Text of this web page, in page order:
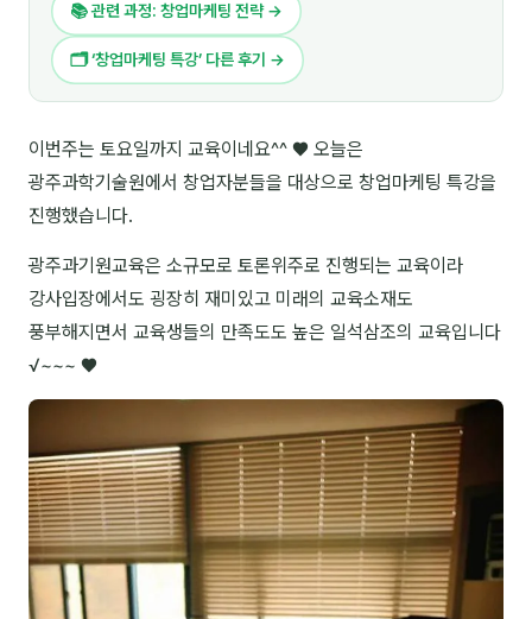
📊 프레젠테이션 · 기획
🚀 창업 · 커리어
👥 리더십 · 조직 14
🤲 협력강사 과정
온라인강의
3
🤖 AI 실무
🧭 기획·전략 1
강사
📚 관련 과정: 창업마케팅 전략 →
🗂 ‘창업마케팅 특강’ 다른 후기 →
이번주는 토요일까지 교육이네요^^ ♥ 오늘은
광주과학기술원에서 창업자분들을 대상으로 창업마케팅 특강을
진행했습니다.
광주과기원교육은 소규모로 토론위주로 진행되는 교육이라
강사입장에서도 굉장히 재미있고 미래의 교육소재도
풍부해지면서 교육생들의 만족도도 높은 일석삼조의 교육입니다
√~~~ ♥